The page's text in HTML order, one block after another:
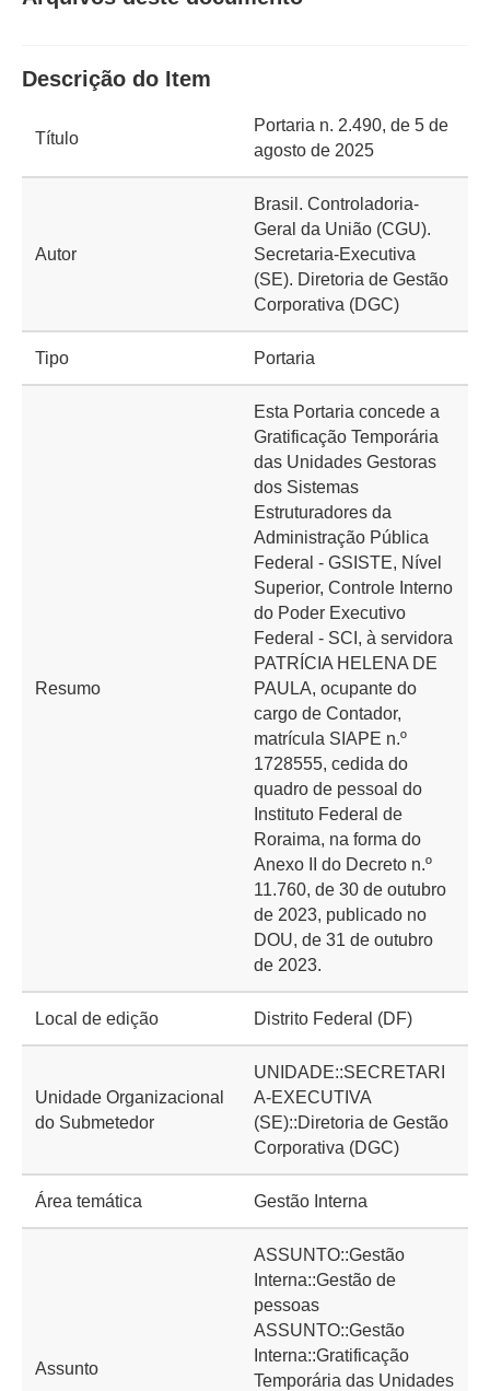
Descrição do Item
Título
Portaria n. 2.490, de 5 de
agosto de 2025
Autor
Brasil. Controladoria-
Geral da União (CGU).
Secretaria-Executiva
(SE). Diretoria de Gestão
Corporativa (DGC)
Tipo Portaria
Resumo
Esta Portaria concede a
Gratificação Temporária
das Unidades Gestoras
dos Sistemas
Estruturadores da
Administração Pública
Federal - GSISTE, Nível
Superior, Controle Interno
do Poder Executivo
Federal - SCI, à servidora
PATRÍCIA HELENA DE
PAULA, ocupante do
cargo de Contador,
matrícula SIAPE n.º
1728555, cedida do
quadro de pessoal do
Instituto Federal de
Roraima, na forma do
Anexo II do Decreto n.º
11.760, de 30 de outubro
de 2023, publicado no
DOU, de 31 de outubro
de 2023.
Local de edição Distrito Federal (DF)
Unidade Organizacional
do Submetedor
UNIDADE::SECRETARI
A-EXECUTIVA
(SE)::Diretoria de Gestão
Corporativa (DGC)
Área temática Gestão Interna
Assunto
ASSUNTO::Gestão
Interna::Gestão de
pessoas
ASSUNTO::Gestão
Interna::Gratificação
Temporária das Unidades